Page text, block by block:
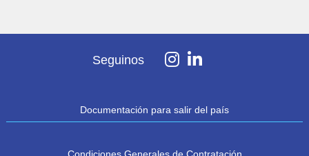
Seguinos
Documentación para salir del país